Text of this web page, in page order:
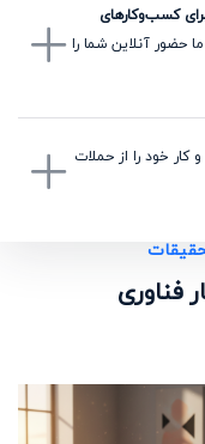
کسب‌وکارهای
حضور آنلاین شما را
خود را از حملات
فناوری